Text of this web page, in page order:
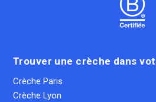
Trouver une crèche dans
Crèche Paris
Crèche Lyon